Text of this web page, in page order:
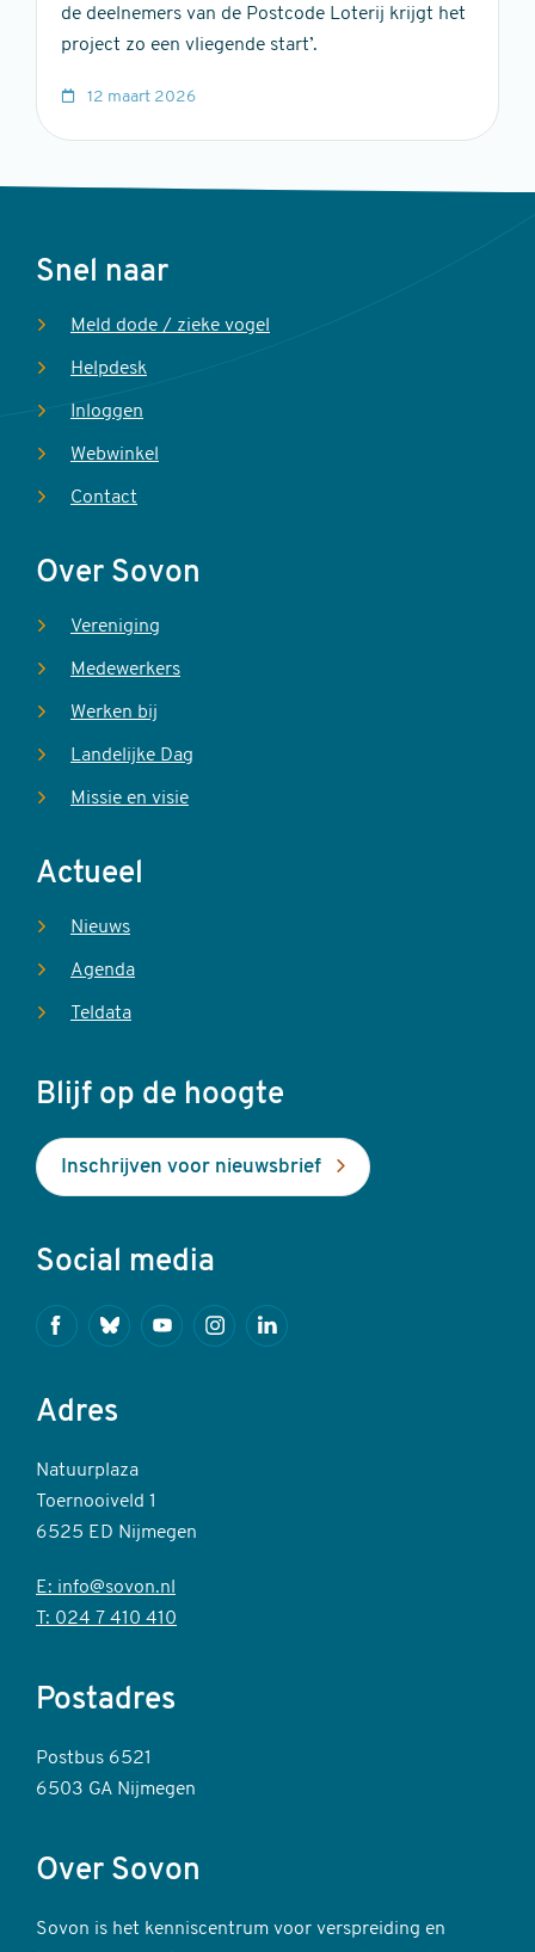
de deelnemers van de Postcode Loterij krijgt het
project zo een vliegende start’.
12 maart 2026
Voet
Snel naar
Meld dode / zieke vogel
Helpdesk
Inloggen
Webwinkel
Contact
Over Sovon
Vereniging
Medewerkers
Werken bij
Landelijke Dag
Missie en visie
Actueel
Nieuws
Agenda
Teldata
Blijf op de hoogte
Inschrijven voor nieuwsbrief
Social media
FacebookBlueskyYoutubeInstagramLinkedin
Adres
Natuurplaza
Toernooiveld 1
6525 ED Nijmegen
E: info@sovon.nl
T: 024 7 410 410
Postadres
Postbus 6521
6503 GA Nijmegen
Over Sovon
Sovon is het kenniscentrum voor verspreiding en